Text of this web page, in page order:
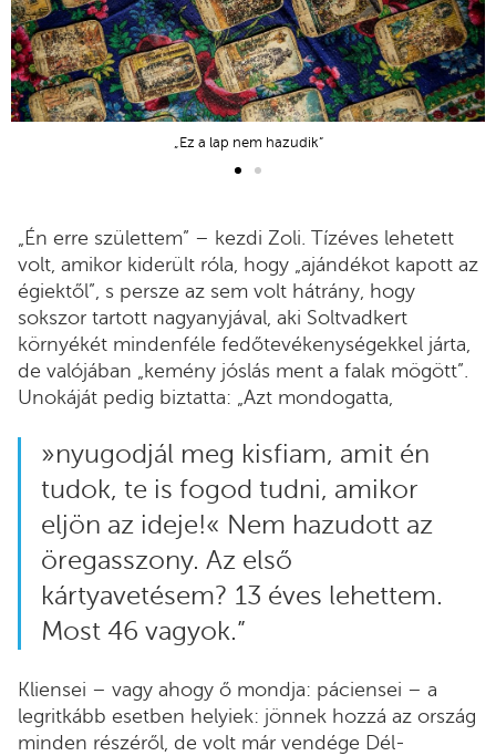
„Ez a lap nem hazudik”
„Én erre születtem” – kezdi Zoli. Tízéves lehetett
volt, amikor kiderült róla, hogy „ajándékot kapott az
égiektől”, s persze az sem volt hátrány, hogy
sokszor tartott nagyanyjával, aki Soltvadkert
környékét mindenféle fedőtevékenységekkel járta,
de valójában „kemény jóslás ment a falak mögött”.
Unokáját pedig biztatta: „Azt mondogatta,
»nyugodjál meg kisfiam, amit én
tudok, te is fogod tudni, amikor
eljön az ideje!« Nem hazudott az
öregasszony. Az első
kártyavetésem? 13 éves lehettem.
Most 46 vagyok.”
Kliensei – vagy ahogy ő mondja: páciensei – a
legritkább esetben helyiek: jönnek hozzá az ország
minden részéről, de volt már vendége Dél-